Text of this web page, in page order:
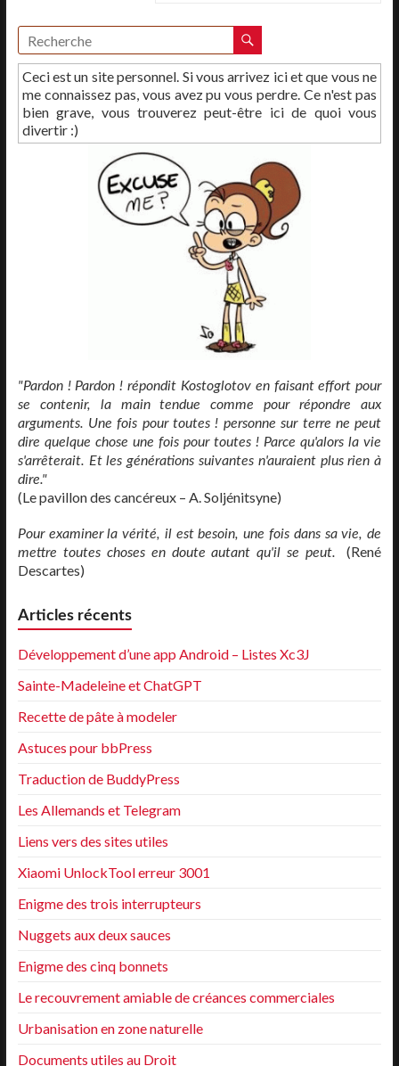
Ceci est un site personnel. Si vous arrivez ici et que vous ne
me connaissez pas, vous avez pu vous perdre. Ce n'est pas
bien grave, vous trouverez peut-être ici de quoi vous
divertir :)
"Pardon ! Pardon ! répondit Kostoglotov en faisant effort pour
se contenir, la main tendue comme pour répondre aux
arguments. Une fois pour toutes ! personne sur terre ne peut
dire quelque chose une fois pour toutes ! Parce qu'alors la vie
s'arrêterait. Et les générations suivantes n'auraient plus rien à
dire."
(Le pavillon des cancéreux – A. Soljénitsyne)
Pour examiner la vérité, il est besoin, une fois dans sa vie, de
mettre toutes choses en doute autant qu'il se peut.
(René
Descartes)
Articles récents
Développement d’une app Android – Listes Xc3J
Sainte-Madeleine et ChatGPT
Recette de pâte à modeler
Astuces pour bbPress
Traduction de BuddyPress
Les Allemands et Telegram
Liens vers des sites utiles
Xiaomi UnlockTool erreur 3001
Enigme des trois interrupteurs
Nuggets aux deux sauces
Enigme des cinq bonnets
Le recouvrement amiable de créances commerciales
Urbanisation en zone naturelle
Documents utiles au Droit